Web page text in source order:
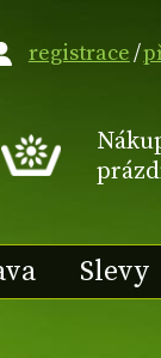
Slevy
registrace/